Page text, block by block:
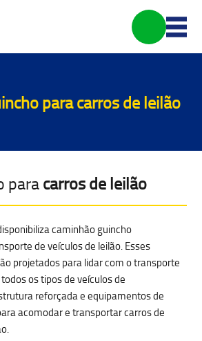
paracarros de leilão
paracarros de leilão
caminhão guincho
de veículos de leilão. Esses
projetados para lidar com o transporte
os tipos de veículos de
reforçada e equipamentos de
acomodar e transportar carros de